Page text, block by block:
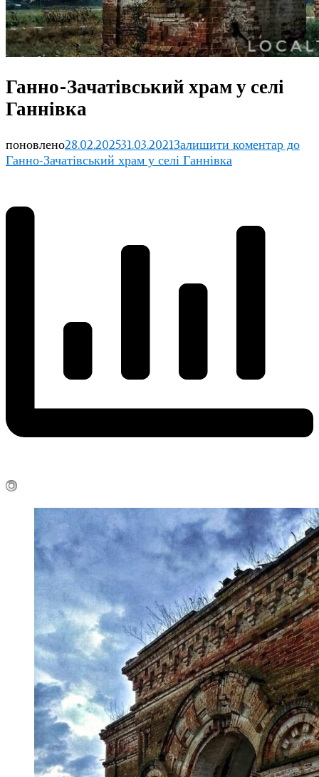
Ганно-Зачатівський храм у селі
Ганнівка
поновлено28.02.202531.03.2021Залишити коментар до
Ганно-Зачатівський храм у селі Ганнівка